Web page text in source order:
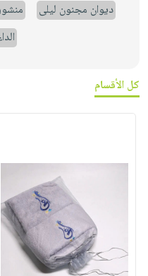
ديوان مجنون ليلى
كل الأقسام